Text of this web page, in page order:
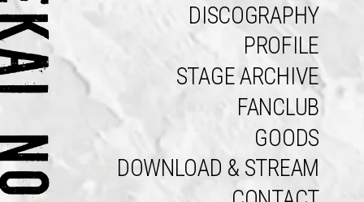
DISCOGRAPHY
PROFILE
STAGE ARCHIVE
FANCLUB
GOODS
DOWNLOAD & STREAM